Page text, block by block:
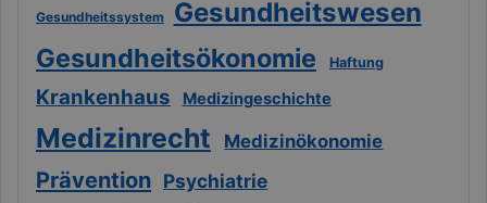
Gesundheitssystem
Gesundheitswesen
Gesundheitsökonomie
Haftung
Krankenhaus Medizingeschichte
Medizinrecht Medizinökonomie
Prävention Psychiatrie